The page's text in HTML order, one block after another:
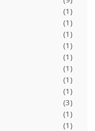
(1)
(1)
(1)
(1)
(1)
(1)
(1)
(1)
(3)
(1)
(1)